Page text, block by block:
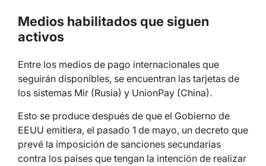
Medios habilitados que siguen
activos
Entre los medios de pago internacionales que
seguirán disponibles, se encuentran las tarjetas de
los sistemas Mir (Rusia) y UnionPay (China).
Esto se produce después de que el Gobierno de
EEUU emitiera, el pasado 1 de mayo, un decreto que
prevé la imposición de sanciones secundarias
contra los países que tengan la intención de realizar